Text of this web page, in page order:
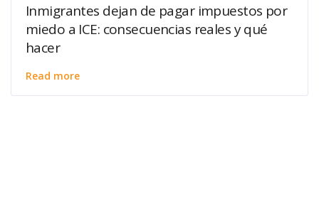
Inmigrantes dejan de pagar impuestos por
miedo a ICE: consecuencias reales y qué
hacer
Read more